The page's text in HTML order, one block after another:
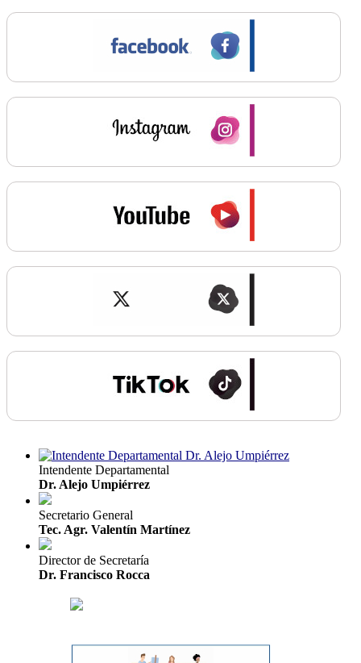
Intendente Departamental
Dr. Alejo Umpiérrez
Secretario General
Tec. Agr. Valentín Martínez
Director de Secretaría
Dr. Francisco Rocca